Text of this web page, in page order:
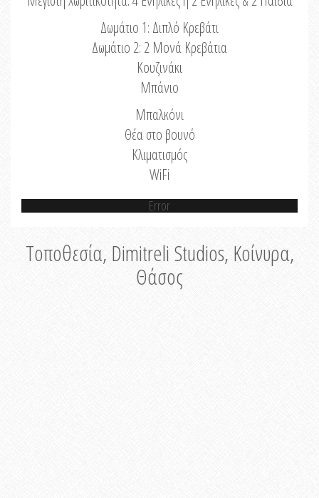
Δωμάτιο 1: Διπλό Κρεβάτι
Δωμάτιο 2: 2 Μονά Κρεβάτια
Κουζινάκι
Μπάνιο
Μπαλκόνι
Θέα στο βουνό
Κλιματισμός
WiFi
Error
Τοποθεσία, Dimitreli Studios, Κοίνυρα,
Θάσος